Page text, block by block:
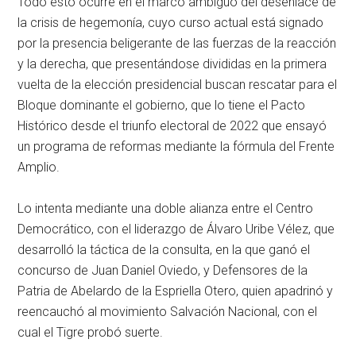
la crisis de hegemonía, cuyo curso actual está signado
por la presencia beligerante de las fuerzas de la reacción
y la derecha, que presentándose divididas en la primera
vuelta de la elección presidencial buscan rescatar para el
Bloque dominante el gobierno, que lo tiene el Pacto
Histórico desde el triunfo electoral de 2022 que ensayó
un programa de reformas mediante la fórmula del Frente
Amplio.
Lo intenta mediante una doble alianza entre el Centro
Democrático, con el liderazgo de Álvaro Uribe Vélez, que
desarrolló la táctica de la consulta, en la que ganó el
concurso de Juan Daniel Oviedo, y Defensores de la
Patria de Abelardo de la Espriella Otero, quien apadrinó y
reencauchó al movimiento Salvación Nacional, con el
cual el Tigre probó suerte.